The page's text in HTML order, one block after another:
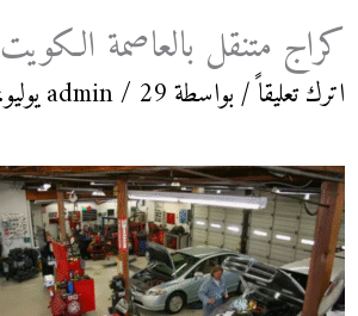
كراج متنقل بالعاصمة الكويت
اترك تعليقاً / بواسطة admin/ 29 يوليو، 2025